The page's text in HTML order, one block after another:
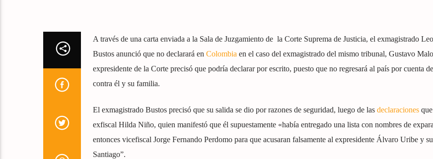
A través de una carta enviada a la Sala de Juzgamiento de la Corte Suprema de Justicia, el exmagistrado
Bustos anunció que no declarará en Colombia en el caso del exmagistrado del mismo tribunal, Gustavo
expresidente de la Corte precisó que podría declarar por escrito, puesto que no regresará al país por cuenta
contra él y su familia.
El exmagistrado Bustos precisó que su salida se dio por razones de seguridad, luego de las declaracionesque
exfiscal Hilda Niño, quien manifestó que él supuestamente «había entregado una lista con nombres de
entonces vicefiscal Jorge Fernando Perdomo para que acusaran falsamente al expresidente Álvaro Uribe y
Santiago”.